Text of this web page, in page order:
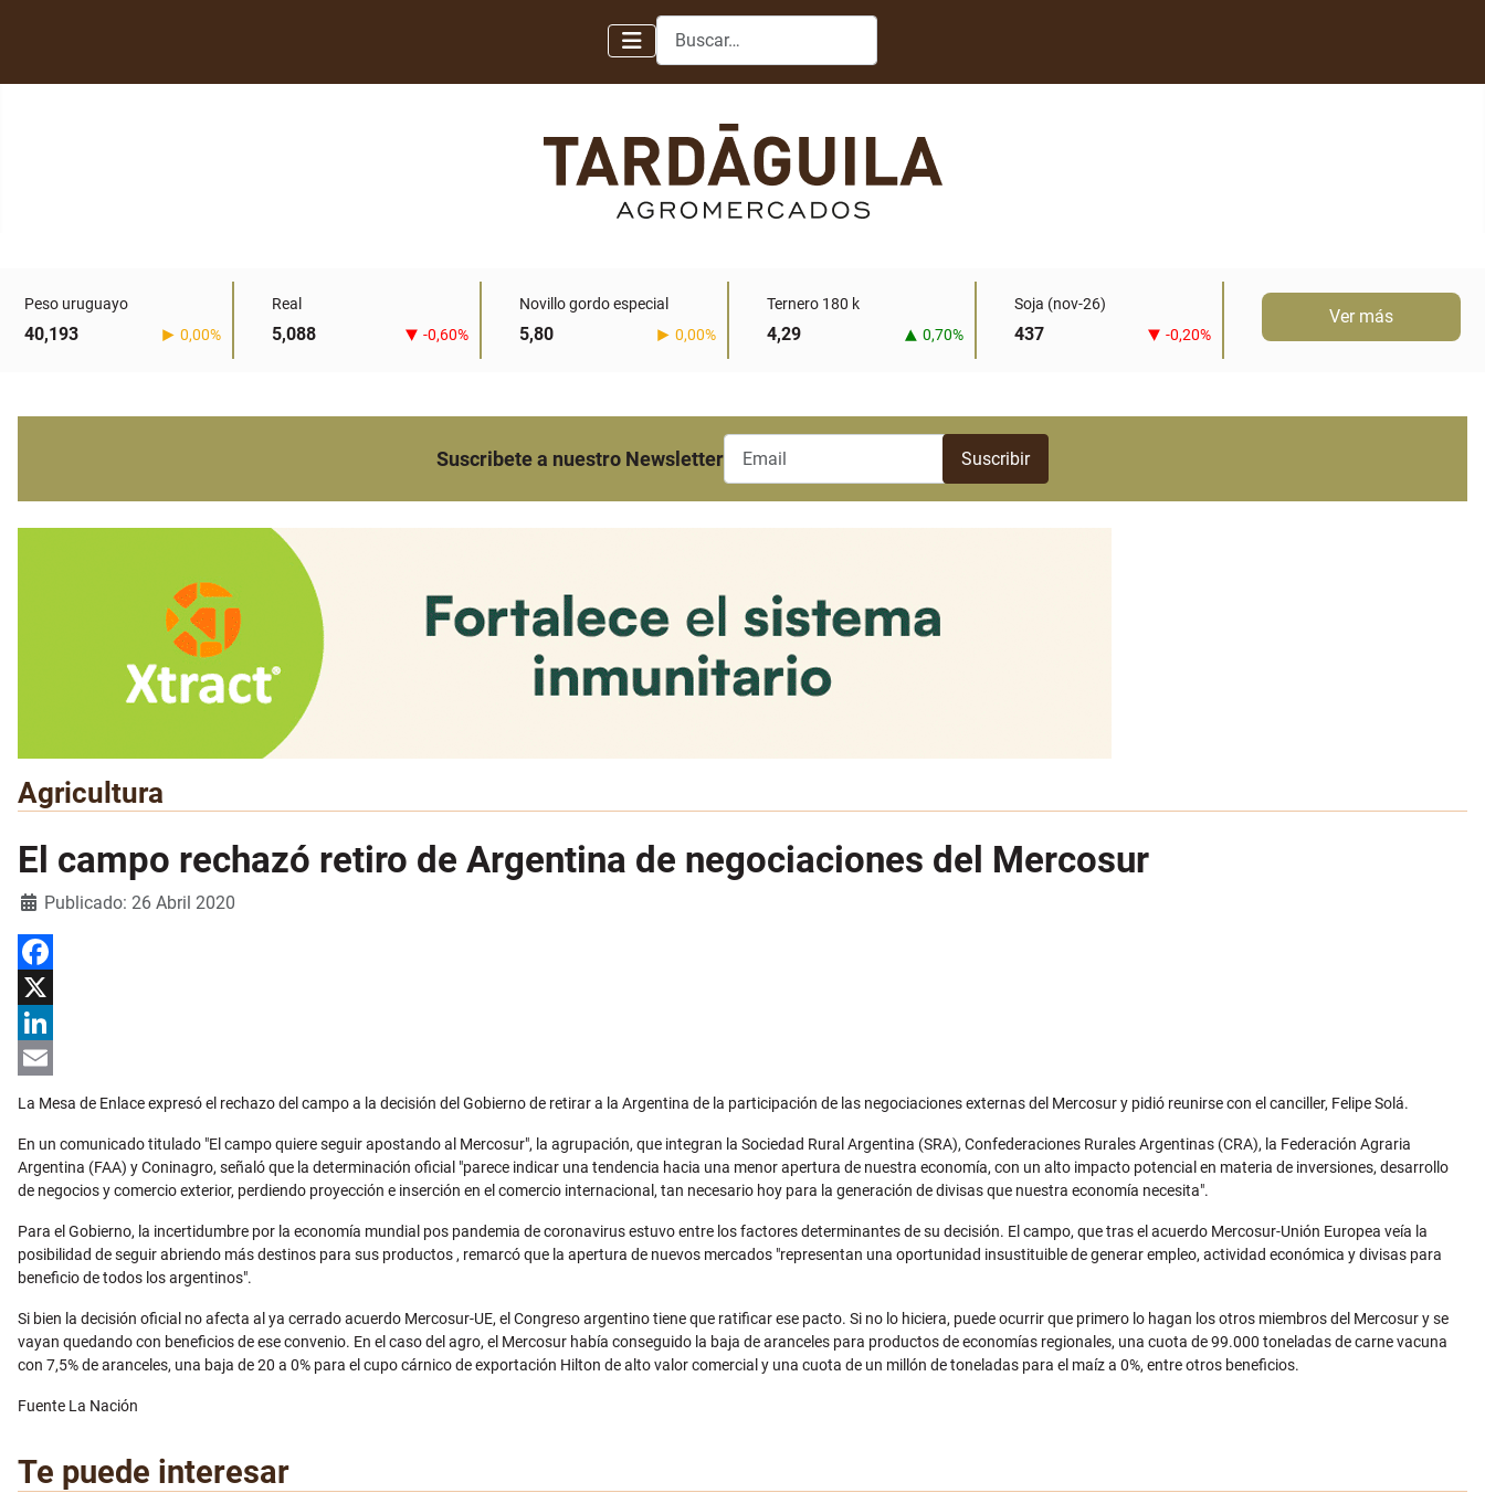
Buscar
Peso uruguayo
40,193 0,00%
Real
5,088 -0,60%
Novillo gordo especial
5,80 0,00%
Ternero 180 k
4,29 0,70%
Soja (nov-26)
437 -0,20%
Ver más
Suscribete a nuestro Newsletter
Agricultura
El campo rechazó retiro de Argentina de negociaciones del Mercosur
Detalles
Publicado: 26 Abril 2020
Facebook
X
LinkedIn
La Mesa de Enlace expresó el rechazo del campo a la decisión del Gobierno de retirar a la Argentina de la participación de las negociaciones externas del Mercosur y pidió reunirse con el canciller, Felipe Solá.
En un comunicado titulado "El campo quiere seguir apostando al Mercosur", la agrupación, que integran la Sociedad Rural Argentina (SRA), Confederaciones Rurales Argentinas (CRA), la Federación Agraria
Argentina (FAA) y Coninagro, señaló que la determinación oficial "parece indicar una tendencia hacia una menor apertura de nuestra economía, con un alto impacto potencial en materia de inversiones, desarrollo
de negocios y comercio exterior, perdiendo proyección e inserción en el comercio internacional, tan necesario hoy para la generación de divisas que nuestra economía necesita".
Para el Gobierno, la incertidumbre por la economía mundial pos pandemia de coronavirus estuvo entre los factores determinantes de su decisión. El campo, que tras el acuerdo Mercosur-Unión Europea veía la
posibilidad de seguir abriendo más destinos para sus productos , remarcó que la apertura de nuevos mercados "representan una oportunidad insustituible de generar empleo, actividad económica y divisas para
beneficio de todos los argentinos".
Si bien la decisión oficial no afecta al ya cerrado acuerdo Mercosur-UE, el Congreso argentino tiene que ratificar ese pacto. Si no lo hiciera, puede ocurrir que primero lo hagan los otros miembros del Mercosur y se
vayan quedando con beneficios de ese convenio. En el caso del agro, el Mercosur había conseguido la baja de aranceles para productos de economías regionales, una cuota de 99.000 toneladas de carne vacuna
con 7,5% de aranceles, una baja de 20 a 0% para el cupo cárnico de exportación Hilton de alto valor comercial y una cuota de un millón de toneladas para el maíz a 0%, entre otros beneficios.
Fuente La Nación
Te puede interesar